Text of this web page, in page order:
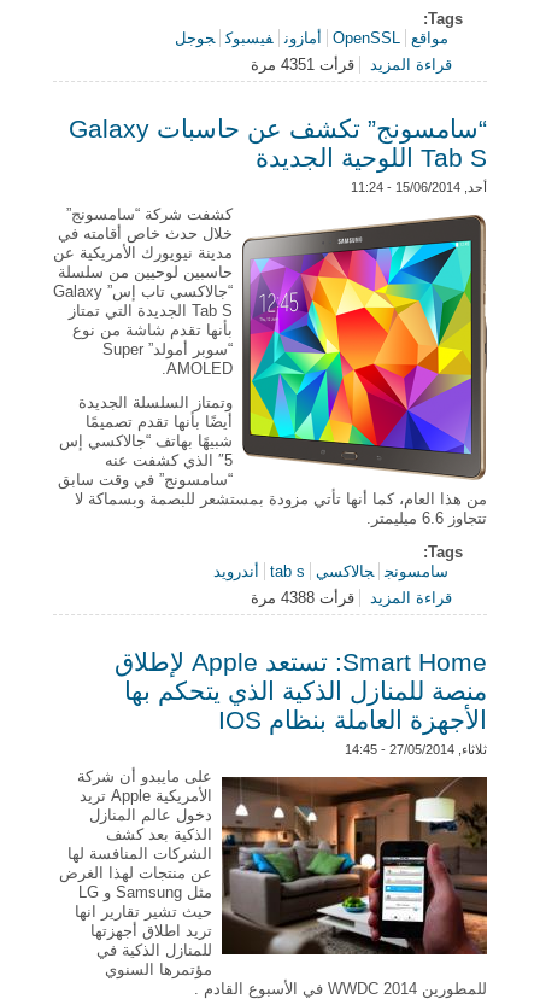
Tags:
مواقع
OpenSSL أمازون فيسبوك
جوجل
قراءة المزيدحول اكتشاف ثغرة أمنية أخرى في تقنية التشفير
OpenSSL
قرأت 4351 مرة
“سامسونج” تكشف عن حاسبات Galaxy
Tab S اللوحية الجديدة
أحد, 15/06/2014 - 11:24
كشفت شركة “سامسونج”
خلال حدث خاص أقامته في
مدينة نيويورك الأمريكية عن
حاسبين لوحيين من سلسلة
“جالاكسي تاب إس” Galaxy
Tab S الجديدة التي تمتاز
بأنها تقدم شاشة من نوع
“سوبر أمولد” Super
AMOLED.
وتمتاز السلسلة الجديدة
أيضًا بأنها تقدم تصميمًا
شبيهًا بهاتف “جالاكسي إس
5″ الذي كشفت عنه
“سامسونج” في وقت سابق
من هذا العام، كما أنها تأتي مزودة بمستشعر للبصمة وبسماكة لا
تتجاوز 6.6 ميليمتر.
Tags:
سامسونج
جالاكسي tab s
أندرويد
قراءة المزيد
اللوحية الجديدة
قرأت 4388 مرة
Smart Home: تستعد Apple لإطلاق
منصة للمنازل الذكية الذي يتحكم بها
الأجهزة العاملة بنظام IOS
ثلاثاء, 27/05/2014 - 14:45
على مايبدو أن شركة
الأمريكية Apple تريد
دخول عالم المنازل
الذكية بعد كشف
الشركات المنافسة لها
عن منتجات لهذا الغرض
مثل Samsung و LG
حيث تشير تقارير انها
تريد اطلاق أجهزتها
للمنازل الذكية في
مؤتمرها السنوي
للمطورين WWDC 2014 في الأسبوع القادم .